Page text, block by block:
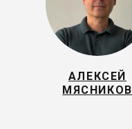
АЛЕКСЕЙ
МЯСНИКОВ